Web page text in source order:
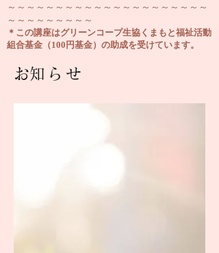
～～～～～～～～～～～～～～～～～～～～～
～～～～～～～～～
＊この講座はグリーンコープ生協くまもと福祉活動
組合基金（100円基金）の助成を受けています。
​お知らせ